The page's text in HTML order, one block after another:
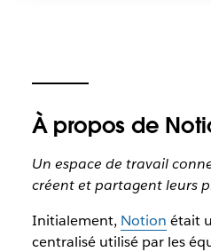
À propos de
Un espace de travail
créent et partagent leurs
Initialement, Notion était
centralisé utilisé par les